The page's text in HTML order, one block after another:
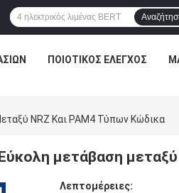
ΠΟΙΟΤΙΚΌΣ ΈΛΕΓΧΟΣ
NRZ Και PAM4 Τύπων Κώδικα
μετάβαση
Λεπτομέρειες: